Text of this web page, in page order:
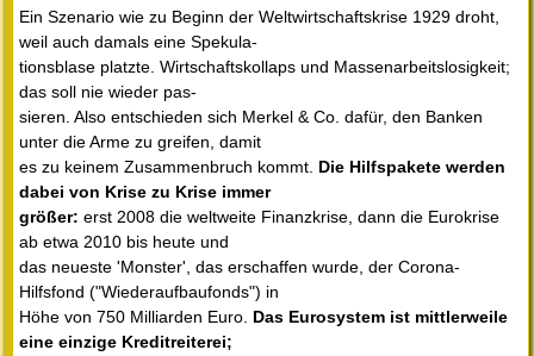
Ein Szenario wie zu Beginn der Weltwirtschaftskrise 1929 droht,
weil auch damals eine Spekula-
tionsblase platzte. Wirtschaftskollaps und Massenarbeitslosigkeit;
das soll nie wieder pas-
sieren. Also entschieden sich Merkel & Co. dafür, den Banken
unter die Arme zu greifen, damit
es zu keinem Zusammenbruch kommt. Die Hilfspakete werden
dabei von Krise zu Krise immer
größer: erst 2008 die weltweite Finanzkrise, dann die Eurokrise
ab etwa 2010 bis heute und
das neueste 'Monster', das erschaffen wurde, der Corona-
Hilfsfond ("Wiederaufbaufonds") in
Höhe von 750 Milliarden Euro. Das Eurosystem ist mittlerweile
eine einzige Kreditreiterei;